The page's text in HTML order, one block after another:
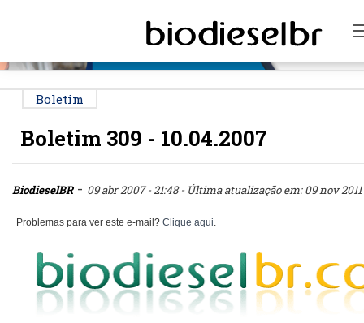
Boletim
Boletim 309 - 10.04.2007
BiodieselBR- 09 abr 2007 - 21:48- Última atualização em: 09 nov 2011
Problemas para ver este e-mail? Clique aqui.